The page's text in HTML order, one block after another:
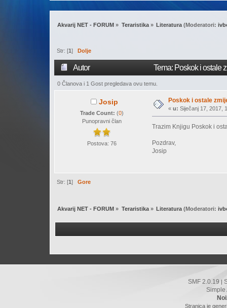
Akvarij NET - FORUM » Teraristika» Literatura (Moderatori:
Str: [1] Dolje
Autor Tema: Poskok i ostale
0 Članova i 1 Gost pregledava ovu temu.
Josip
Trade Count: (0)
Punopravni član
Postova: 76
Poskok i ostale
« u: Siječanj 17, 2017,
Trazim Knjigu Poskok i
Pozdrav,
Josip
Str: [1]Gore
Akvarij NET - FORUM » Teraristika» Literatura (Moderatori:
SMF 2.0.19
Simple
Stranica je